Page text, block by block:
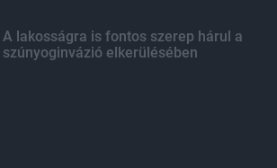
A lakosságra is fontos szerep hárul a
szúnyoginvázió elkerülésében